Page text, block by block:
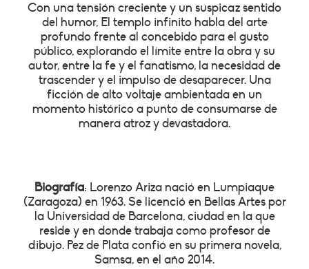
Con una tensión creciente y un suspicaz sentido
del humor, El templo infinito habla del arte
profundo frente al concebido para el gusto
público, explorando el límite entre la obra y su
autor, entre la fe y el fanatismo, la necesidad de
trascender y el impulso de desaparecer. Una
ficción de alto voltaje ambientada en un
momento histórico a punto de consumarse de
manera atroz y devastadora.
Biografía: Lorenzo Ariza nació en Lumpiaque
(Zaragoza) en 1963. Se licenció en Bellas Artes por
la Universidad de Barcelona, ciudad en la que
reside y en donde trabaja como profesor de
dibujo. Pez de Plata confió en su primera novela,
Samsa, en el año 2014.